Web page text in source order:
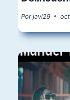
Por javi29